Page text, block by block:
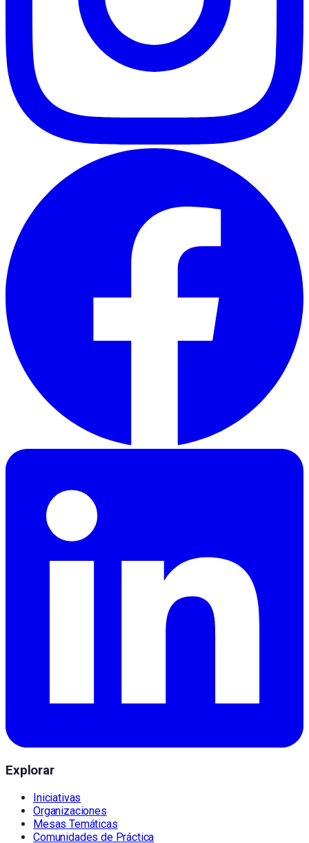
Explorar
Iniciativas
Organizaciones
Mesas Temáticas
Comunidades de Práctica